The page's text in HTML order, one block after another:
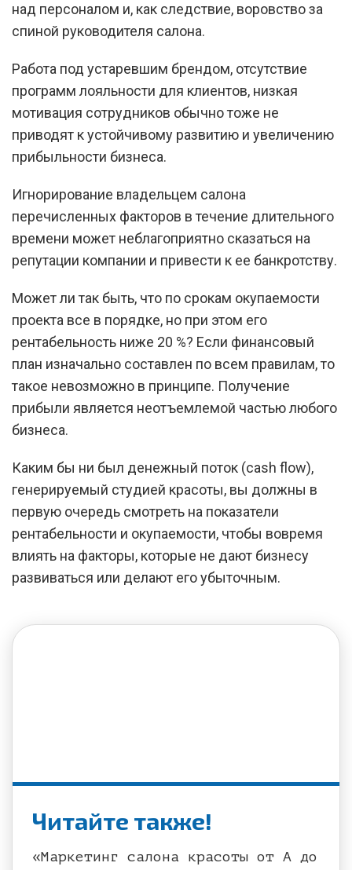
над персоналом и, как следствие, воровство за
спиной руководителя салона.
Работа под устаревшим брендом, отсутствие
программ лояльности для клиентов, низкая
мотивация сотрудников обычно тоже не
приводят к устойчивому развитию и увеличению
прибыльности бизнеса.
Игнорирование владельцем салона
перечисленных факторов в течение длительного
времени может неблагоприятно сказаться на
репутации компании и привести к ее банкротству.
Может ли так быть, что по срокам окупаемости
проекта все в порядке, но при этом его
рентабельность ниже 20 %? Если финансовый
план изначально составлен по всем правилам, то
такое невозможно в принципе. Получение
прибыли является неотъемлемой частью любого
бизнеса.
Каким бы ни был денежный поток (cash flow),
генерируемый студией красоты, вы должны в
первую очередь смотреть на показатели
рентабельности и окупаемости, чтобы вовремя
влиять на факторы, которые не дают бизнесу
развиваться или делают его убыточным.
Читайте также!
«Маркетинг салона красоты от А до